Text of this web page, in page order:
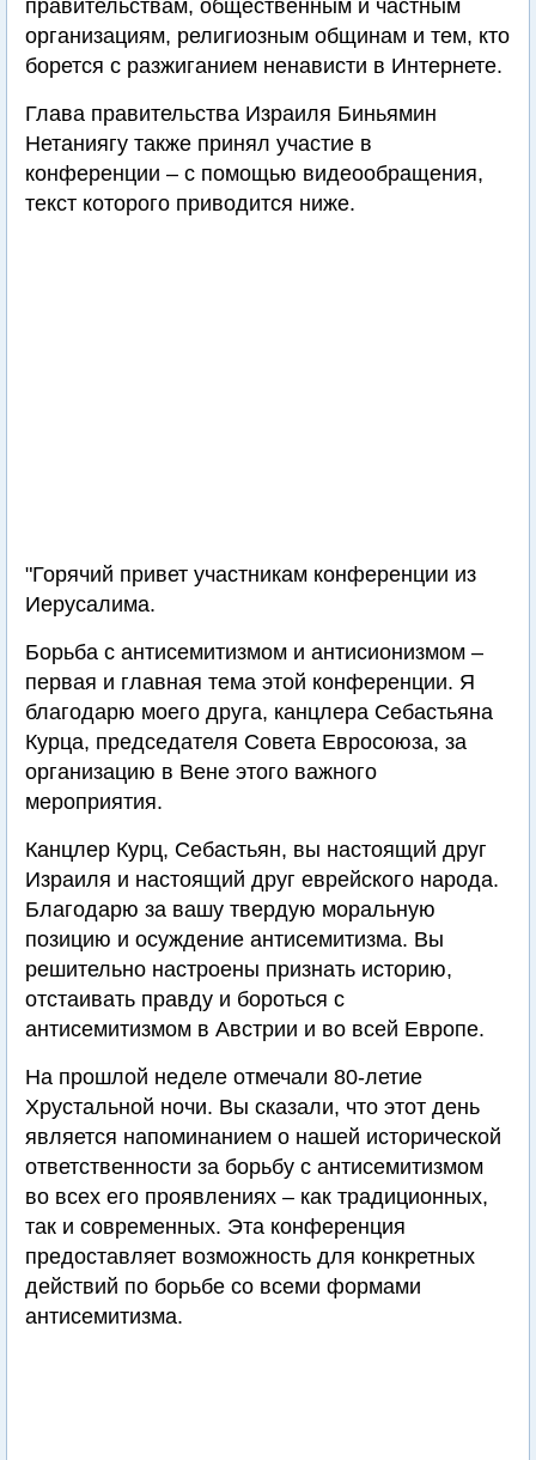
правительствам, общественным и частным
организациям, религиозным общинам и тем, кто
борется с разжиганием ненависти в Интернете.
Глава правительства Израиля Биньямин
Нетаниягу также принял участие в
конференции – с помощью видеообращения,
текст которого приводится ниже.
"Горячий привет участникам конференции из
Иерусалима.
Борьба с антисемитизмом и антисионизмом –
первая и главная тема этой конференции. Я
благодарю моего друга, канцлера Себастьяна
Курца, председателя Совета Евросоюза, за
организацию в Вене этого важного
мероприятия.
Канцлер Курц, Себастьян, вы настоящий друг
Израиля и настоящий друг еврейского народа.
Благодарю за вашу твердую моральную
позицию и осуждение антисемитизма. Вы
решительно настроены признать историю,
отстаивать правду и бороться с
антисемитизмом в Австрии и во всей Европе.
На прошлой неделе отмечали 80-летие
Хрустальной ночи. Вы сказали, что этот день
является напоминанием о нашей исторической
ответственности за борьбу с антисемитизмом
во всех его проявлениях – как традиционных,
так и современных. Эта конференция
предоставляет возможность для конкретных
действий по борьбе со всеми формами
антисемитизма.